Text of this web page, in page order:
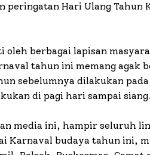
peringatan Hari Ulang Tahun
oleh berbagai lapisan
tahun ini memang agak
sebelumnya dilakukan
di pagi hari sampai siang.
media ini, hampir seluruh
Karnaval budaya tahun ini,